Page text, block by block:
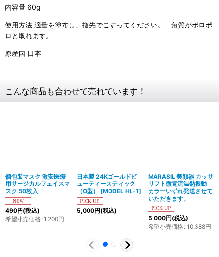
内容量 60g
使用方法 適量を塗布し、指先でこすってください。 角質がポロポ
ロと取れます。
原産国 日本
こんな商品も合わせて売れています！
個包装マスク 激安医療
用サージカルフェイスマ
スク 50枚入
490円(税込)
希望小売価格: 1,200円
日本製 24Kゴールドビ
ューティースティック
（O型） [MODEL HL-1]
5,000円(税込)
MARASIL 美顔器 カッサ
リフト微電流温熱振動
カラーいずれ発送させて
いただきます。
5,000円(税込)
希望小売価格: 10,388円